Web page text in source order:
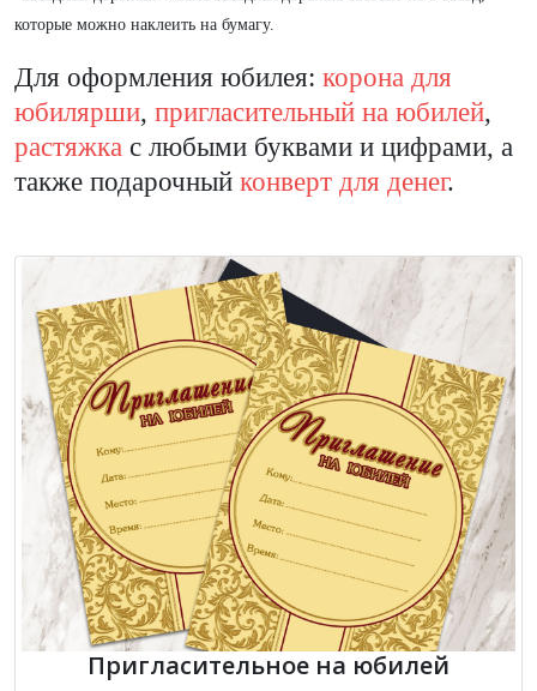
которые можно наклеить на бумагу.
Для оформления юбилея: корона для
юбилярши, пригласительный на юбилей,
растяжка с любыми буквами и цифрами, а
также подарочный конверт для денег.
Пригласительное на юбилей